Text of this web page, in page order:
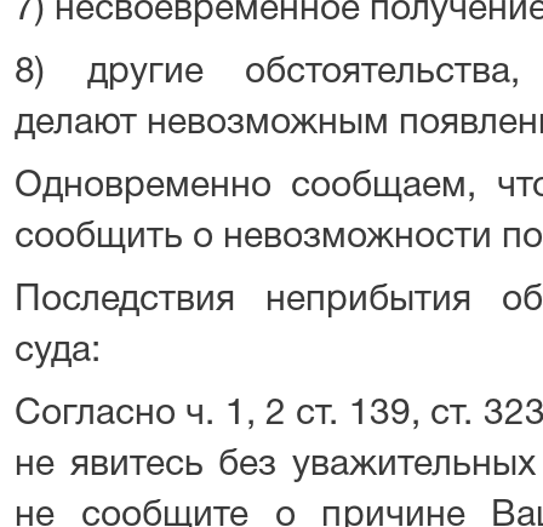
7) несвоевременное
8) другие
делают невозможным
Одновременно сообщаем,
сообщить о невозможности
Последствия неприбытия
суда:
Согласно ч. 1, 2 ст. 139, ст.
не явитесь без
не сообщите о причине